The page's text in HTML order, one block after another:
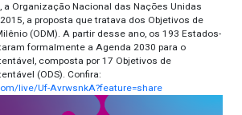
a Organização Nacional das Nações Unidas
a proposta que tratava dos Objetivos de
(ODM). A partir desse ano, os 193 Estados-
formalmente a Agenda 2030 para o
composta por 17 Objetivos de
(ODS). Confira:
live/Uf-AvrwsnkA?feature=share